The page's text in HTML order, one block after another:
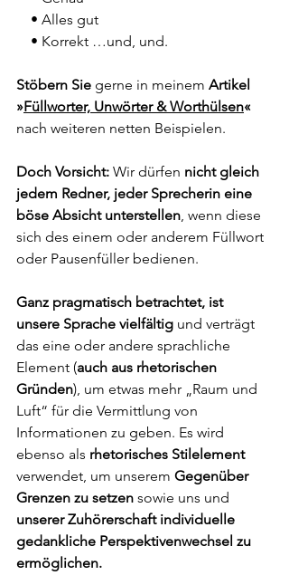
• Alles gut
• Korrekt …und, und.
Stöbern Sie gerne in meinem Artikel
»Füllworter, Unwörter & Worthülsen«
nach weiteren netten Beispielen.
Doch Vorsicht: Wir dürfen nicht gleich
jedem Redner, jeder Sprecherin eine
böse Absicht unterstellen, wenn diese
sich des einem oder anderem Füllwort
oder Pausenfüller bedienen.
Ganz pragmatisch betrachtet, ist
unsere Sprache vielfältig und verträgt
das eine oder andere sprachliche
Element (auch aus rhetorischen
Gründen), um etwas mehr „Raum und
Luft“ für die Vermittlung von
Informationen zu geben. Es wird
ebenso als rhetorisches Stilelement
verwendet, um unserem Gegenüber
Grenzen zu setzen sowie uns und
unserer Zuhörerschaft individuelle
gedankliche Perspektivenwechsel zu
ermöglichen.